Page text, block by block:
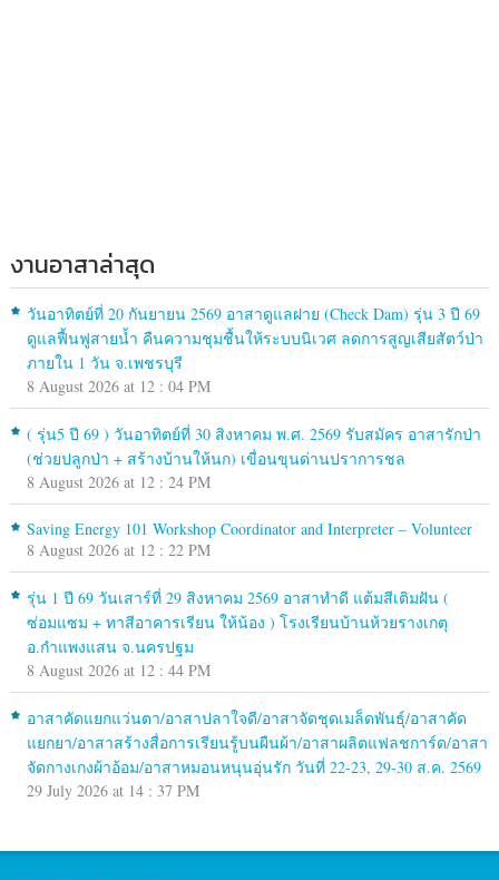
งานอาสาล่าสุด
วันอาทิตย์ที่ 20 กันยายน 2569 อาสาดูแลฝาย (Check Dam) รุ่น 3 ปี 69
ดูแลฟื้นฟูสายน้ำ คืนความชุมชื้นให้ระบบนิเวศ ลดการสูญเสียสัตว์ป่า
ภายใน 1 วัน จ.เพชรบุรี
8 August 2026 at 12 : 04 PM
( รุ่น5 ปี 69 ) วันอาทิตย์ที่ 30 สิงหาคม พ.ศ. 2569 รับสมัคร อาสารักป่า
(ช่วยปลูกป่า + สร้างบ้านให้นก) เขื่อนขุนด่านปราการชล
8 August 2026 at 12 : 24 PM
Saving Energy 101 Workshop Coordinator and Interpreter – Volunteer
8 August 2026 at 12 : 22 PM
รุ่น 1 ปี 69 วันเสาร์ที่ 29 สิงหาคม 2569 อาสาทำดี แต้มสีเติมฝัน (
ซ่อมแซม + ทาสีอาคารเรียน ให้น้อง ) โรงเรียนบ้านห้วยรางเกตุ
อ.กำแพงแสน จ.นครปฐม
8 August 2026 at 12 : 44 PM
อาสาคัดแยกแว่นตา/อาสาปลาใจดี/อาสาจัดชุดเมล็ดพันธุ์/อาสาคัด
แยกยา/อาสาสร้างสื่อการเรียนรู้บนผืนผ้า/อาสาผลิตแฟลชการ์ด/อาสา
จัดกางเกงผ้าอ้อม/อาสาหมอนหนุนอุ่นรัก วันที่ 22-23, 29-30 ส.ค. 2569
29 July 2026 at 14 : 37 PM